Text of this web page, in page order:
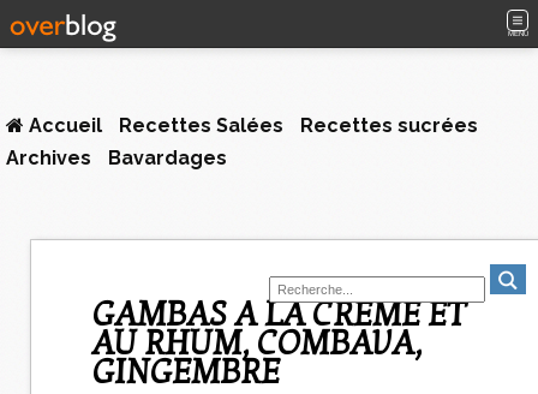
MENU
Accueil Recettes Salées
Recettes sucrées
Archives
Bavardages
GAMBAS A LA CRÈME ET
AU RHUM, COMBAVA,
GINGEMBRE